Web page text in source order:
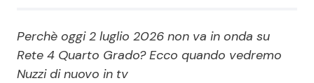
Economia
Persone Scomparse
Fiction e Serie TV
Perchè oggi 2 luglio 2026 non va in onda su
Rete 4 Quarto Grado? Ecco quando vedremo
Nuzzi di nuovo in tv